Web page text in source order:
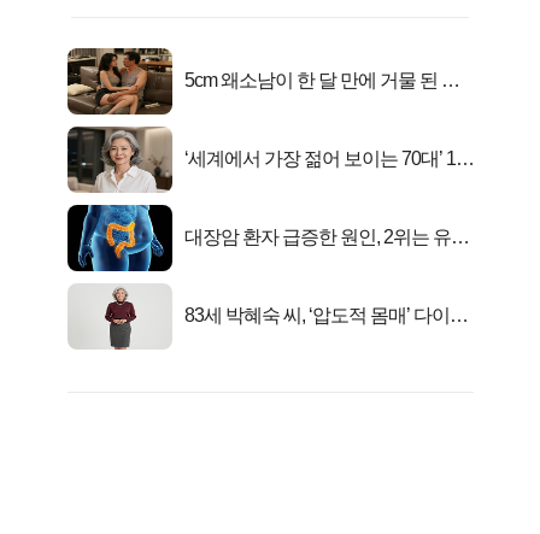
5cm 왜소남이 한 달 만에 거물 된 사
‘세계에서 가장 젊어 보이는 70대’ 1위
대장암 환자 급증한 원인, 2위는 유산
83세 박혜숙 씨, ‘압도적 몸매’ 다이어